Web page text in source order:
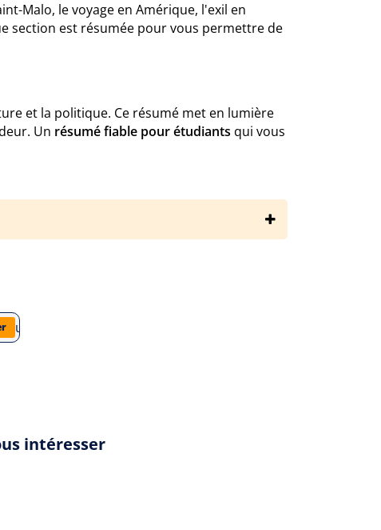
Malo, le voyage en Amérique, l'exil en
section est résumée pour vous permettre de
et la politique. Ce résumé met en lumière
Un résumé fiable pour étudiants qui vous
memoires-d-outre-tombe/resume
intéresser